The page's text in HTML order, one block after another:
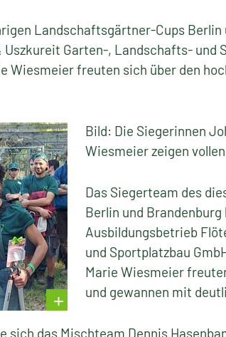
Landschaftsgärtner-Cups
Garten-, Landschafts- und
Wiesmeier freuten sich über den
Bild: Die Siegerinnen
Wiesmeier zeigen
Das Siegerteam des
Berlin und
Ausbildungsbetrieb
und Sportplatzbau
Marie Wiesmeier
und gewannen mit
sich das Mischteam Dennis